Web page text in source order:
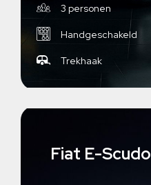
3 personen
Handgeschakeld
Trekhaak
Fiat E-Scudo